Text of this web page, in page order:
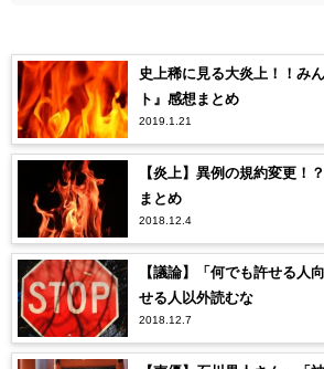
史上稀に見る大炎上！！み
ト』感想まとめ
2019.1.21
【炎上】異例の規約変更！
まとめ
2018.12.4
【議論】「何でも許せる人
せる人以外読むな
2018.12.7